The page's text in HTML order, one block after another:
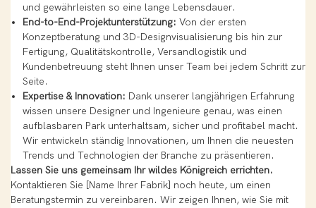
und gewährleisten so eine lange Lebensdauer.
End-to-End-Projektunterstützung: Von der ersten
Konzeptberatung und 3D-Designvisualisierung bis hin zur
Fertigung, Qualitätskontrolle, Versandlogistik und
Kundenbetreuung steht Ihnen unser Team bei jedem Schritt zur
Seite.
Expertise & Innovation: Dank unserer langjährigen Erfahrung
wissen unsere Designer und Ingenieure genau, was einen
aufblasbaren Park unterhaltsam, sicher und profitabel macht.
Wir entwickeln ständig Innovationen, um Ihnen die neuesten
Trends und Technologien der Branche zu präsentieren.
Lassen Sie uns gemeinsam Ihr wildes Königreich errichten.
Kontaktieren Sie [Name Ihrer Fabrik] noch heute, um einen
Beratungstermin zu vereinbaren. Wir zeigen Ihnen, wie Sie mit